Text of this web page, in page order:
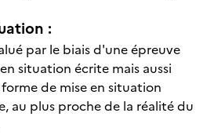
:
par le biais d'une épreuve
situation écrite mais aussi
de mise en situation
au plus proche de la réalité du